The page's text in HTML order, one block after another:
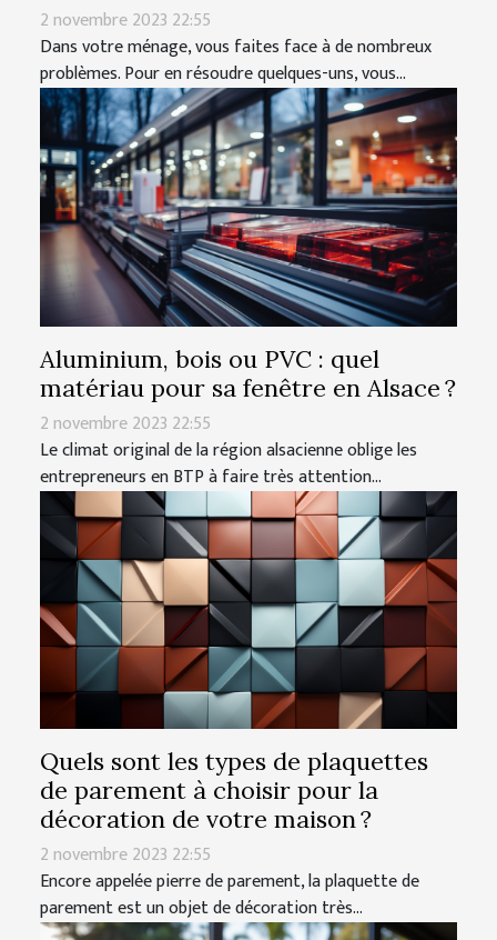
2 novembre 2023 22:55
Dans votre ménage, vous faites face à de nombreux
problèmes. Pour en résoudre quelques-uns, vous...
Aluminium, bois ou PVC : quel
matériau pour sa fenêtre en Alsace ?
2 novembre 2023 22:55
Le climat original de la région alsacienne oblige les
entrepreneurs en BTP à faire très attention...
Quels sont les types de plaquettes
de parement à choisir pour la
décoration de votre maison ?
2 novembre 2023 22:55
Encore appelée pierre de parement, la plaquette de
parement est un objet de décoration très...